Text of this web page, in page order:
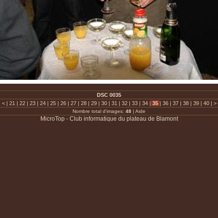
DSC 0035
< | 21 | 22 | 23 | 24 | 25 | 26 | 27 | 28 | 29 | 30 | 31 | 32 | 33 | 34 | 35 | 36 | 37 | 38 | 39 | 40 | >
Nombre total d'images: 48 | Aide
MicroTop - Club informatique du plateau de Blamont